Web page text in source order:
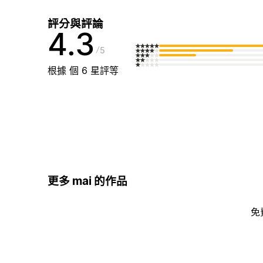
評分與評論
4.3 5
根據 個 6 星評等
更多 mai 的作品
免